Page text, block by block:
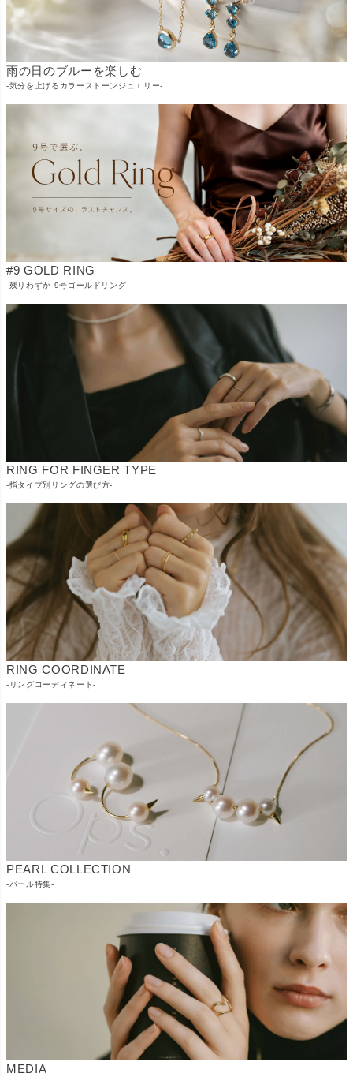
雨の日のブルーを楽しむ
-気分を上げるカラーストーンジュエリー-
#9 GOLD RING
-残りわずか 9号ゴールドリング-
RING FOR FINGER TYPE
-指タイプ別リングの選び方-
RING COORDINATE
-リングコーディネート-
PEARL COLLECTION
-パール特集-
MEDIA